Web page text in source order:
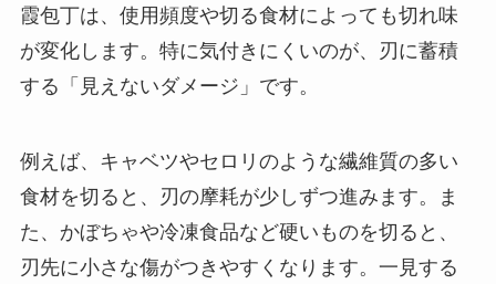
霞包丁は、使用頻度や切る食材によっても切れ味
が変化します。特に気付きにくいのが、刃に蓄積
する「見えないダメージ」です。
例えば、キャベツやセロリのような繊維質の多い
食材を切ると、刃の摩耗が少しずつ進みます。ま
た、かぼちゃや冷凍食品など硬いものを切ると、
刃先に小さな傷がつきやすくなります。一見する